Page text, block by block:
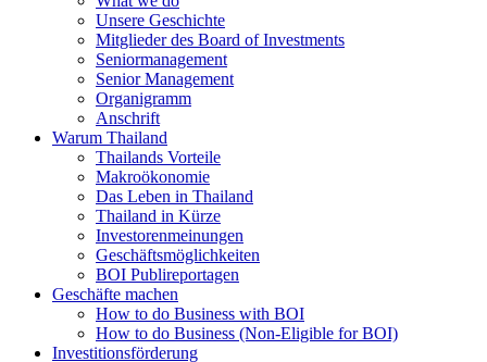
Unsere Geschichte
Mitglieder des Board of Investments
Seniormanagement
Senior Management
Organigramm
Anschrift
Warum Thailand
Thailands Vorteile
Makroökonomie
Das Leben in Thailand
Thailand in Kürze
Investorenmeinungen
Geschäftsmöglichkeiten
BOI Publireportagen
Geschäfte machen
How to do Business with BOI
How to do Business (Non-Eligible for BOI)
Investitionsförderung